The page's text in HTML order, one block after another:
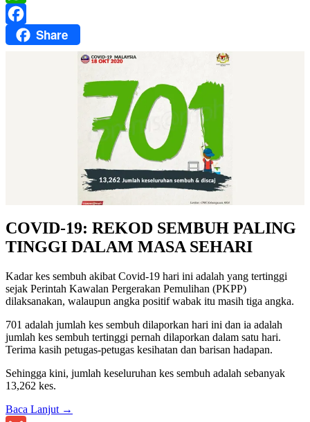
WhatsApp
FacebookShare
COVID-19: REKOD SEMBUH PALING
TINGGI DALAM MASA SEHARI
Kadar kes sembuh akibat Covid-19 hari ini adalah yang tertinggi
sejak Perintah Kawalan Pergerakan Pemulihan (PKPP)
dilaksanakan, walaupun angka positif wabak itu masih tiga angka.
701 adalah jumlah kes sembuh dilaporkan hari ini dan ia adalah
jumlah kes sembuh tertinggi pernah dilaporkan dalam satu hari.
Terima kasih petugas-petugas kesihatan dan barisan hadapan.
Sehingga kini, jumlah keseluruhan kes sembuh adalah sebanyak
13,262 kes.
Baca Lanjut →